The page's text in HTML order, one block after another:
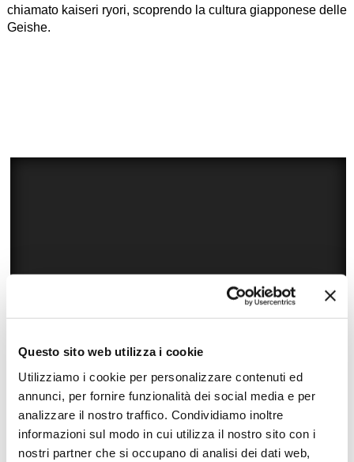
Questo sito web utilizza i cookie
Utilizziamo i cookie per personalizzare contenuti ed
annunci, per fornire funzionalità dei social media e per
analizzare il nostro traffico. Condividiamo inoltre
informazioni sul modo in cui utilizza il nostro sito con i
nostri partner che si occupano di analisi dei dati web,
chiamato kaiseri ryori, scoprendo la cultura giapponese delle
Geishe.
Zoom
Offerte
richiesta